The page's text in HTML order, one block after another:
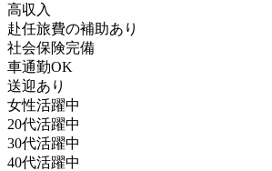
高収入
赴任旅費の補助あり
社会保険完備
車通勤OK
送迎あり
女性活躍中
20代活躍中
30代活躍中
40代活躍中